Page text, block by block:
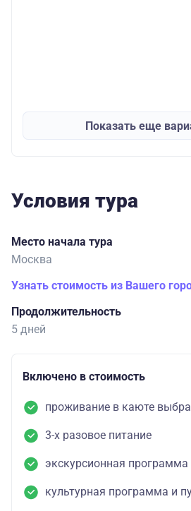
Показать еще
Условия тура
Место начала тура
Москва
Узнать стоимость из Вашего
Продолжительность
5 дней
Включено в стоимость
проживание в каюте
3-х разовое питание
экскурсионная программа
культурная программа и